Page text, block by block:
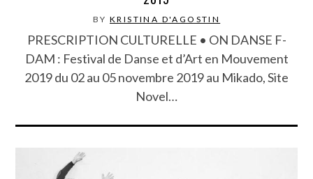
BY KRISTINA D'AGOSTIN
PRESCRIPTION CULTURELLE • ON DANSE F-
DAM : Festival de Danse et d’Art en Mouvement
2019 du 02 au 05 novembre 2019 au Mikado, Site
Novel…